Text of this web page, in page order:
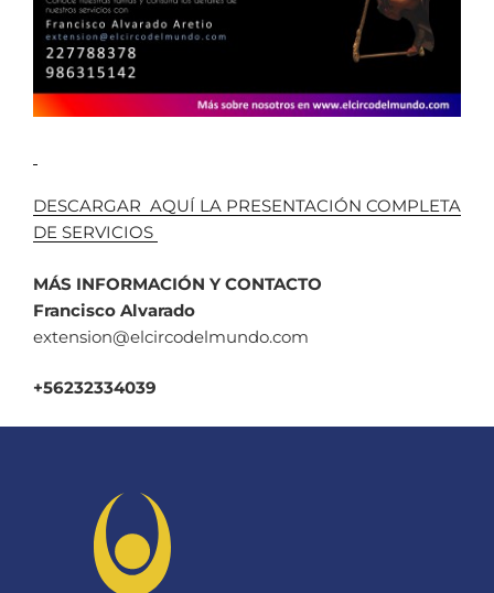
DESCARGAR AQUÍ LA PRESENTACIÓN COMPLETA
DE SERVICIOS
MÁS INFORMACIÓN Y CONTACTO
Francisco Alvarado
extension@elcircodelmundo.com
+56232334039